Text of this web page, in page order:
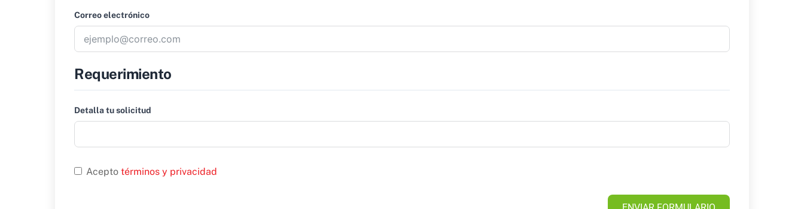
Correo electrónico
Requerimiento
Detalla tu solicitud
Acepto términos y privacidad